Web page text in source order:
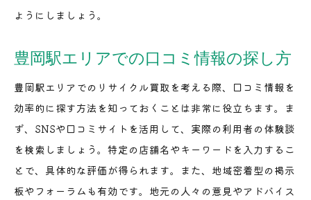
ようにしましょう。
豊岡駅エリアでの口コミ情報の探し方
豊岡駅エリアでのリサイクル買取を考える際、口コミ情報を
効率的に探す方法を知っておくことは非常に役立ちます。ま
ず、SNSや口コミサイトを活用して、実際の利用者の体験談
を検索しましょう。特定の店舗名やキーワードを入力するこ
とで、具体的な評価が得られます。また、地域密着型の掲示
板やフォーラムも有効です。地元の人々の意見やアドバイス